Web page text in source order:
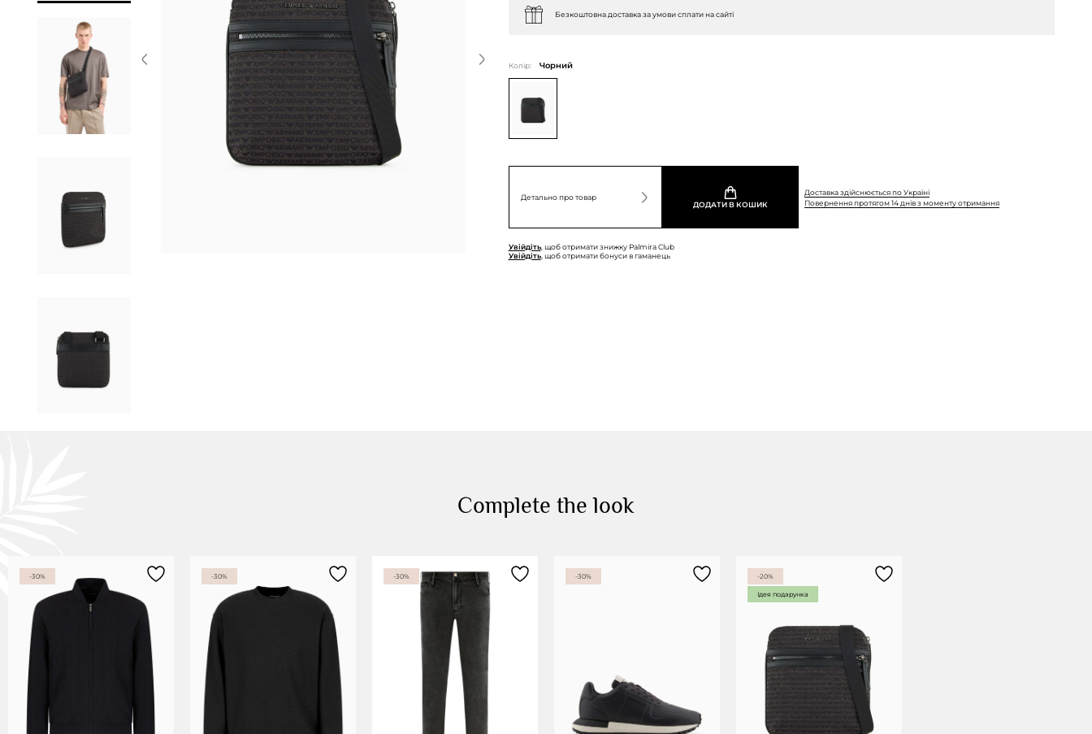
Безкоштовна доставка за умови сплати на сайті
Колір: Чорний
Детально про товар
ДОДАТИ В КОШИК
Доставка здійснюється по Україні
Повернення протягом 14 днів з моменту отримання
Увійдіть, щоб отримати знижку Palmira Club
Увійдіть, щоб отримати бонуси в гаманець
Complete the look
-30% -30% -30% -30% -20%
Ідея подарунка